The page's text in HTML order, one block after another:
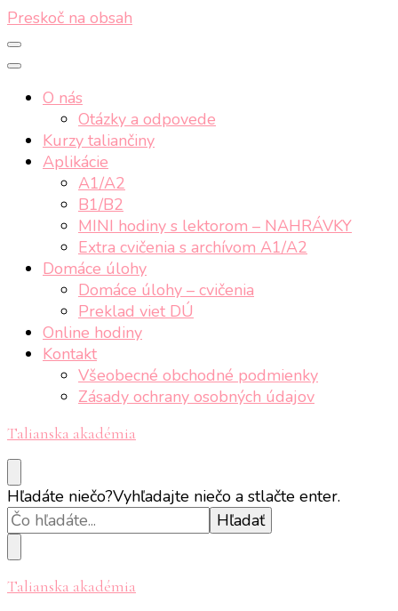
Preskoč na obsah
O nás
Otázky a odpovede
Kurzy taliančiny
Aplikácie
A1/A2
B1/B2
MINI hodiny s lektorom – NAHRÁVKY
Extra cvičenia s archívom A1/A2
Domáce úlohy
Domáce úlohy – cvičenia
Preklad viet DÚ
Online hodiny
Kontakt
Všeobecné obchodné podmienky
Zásady ochrany osobných údajov
Talianska akadémia
Hľadáte niečo?Vyhľadajte niečo a stlačte enter.
Talianska akadémia